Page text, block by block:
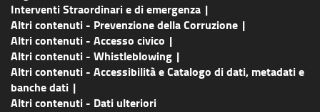
Interventi Straordinari e di emergenza
Altri contenuti - Prevenzione della Corruzione
Altri contenuti - Accesso civico
Altri contenuti - Whistleblowing
Altri contenuti - Accessibilità e Catalogo di dati, metadati e
banche dati
Altri contenuti - Dati ulteriori